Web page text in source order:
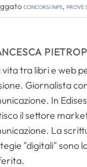
concorsi inps, prove
vita tra libri e web
Giornalista
In
il settore
La
"digitali" sono